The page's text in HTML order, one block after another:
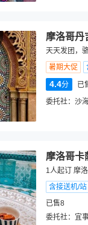
摩洛哥丹
天天发团，
暑期大促
4.4分 已
委托社： 沙
摩洛哥卡
1人起订 摩
含接送机/站
已售8
委托社： 宜